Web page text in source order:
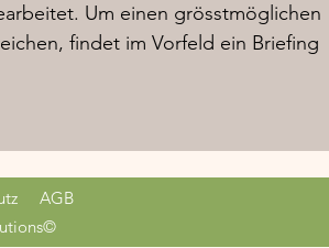
Um einen grösstmöglichen
findet im Vorfeld ein Briefing
AGB